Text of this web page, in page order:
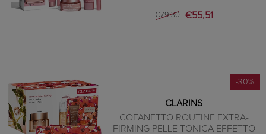
€79,30 €55,51
-30%
CLARINS
COFANETTO ROUTINE EXTRA-
FIRMING PELLE TONICA EFFETTO